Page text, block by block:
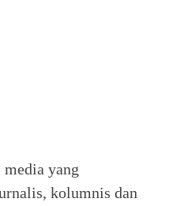
yang
kolumnis dan